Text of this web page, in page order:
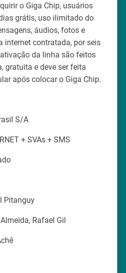
o Giga Chip, usuários
grátis, uso ilimitado do
áudios, fotos e
internet contratada, por seis
da linha são feitos
gratuita e deve ser feita
após colocar o Giga Chip.
S/A
+ SVAs + SMS
Pitanguy
Rafael Gil